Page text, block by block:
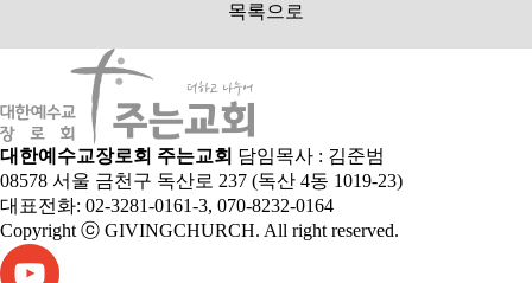
목록으로
대한예수교장로회 주는교회 담임목사 : 김준범
08578 서울 금천구 독산로 237 (독산 4동 1019-23)
대표전화: 02-3281-0161-3, 070-8232-0164
Copyright ⓒ GIVINGCHURCH. All right reserved.